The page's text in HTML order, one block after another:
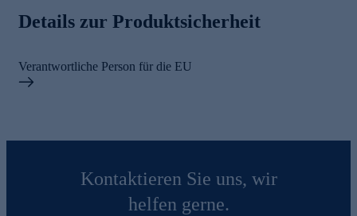
Details zur Produktsicherheit
Verantwortliche Person für die EU
Kontaktieren Sie uns, wir
helfen gerne.